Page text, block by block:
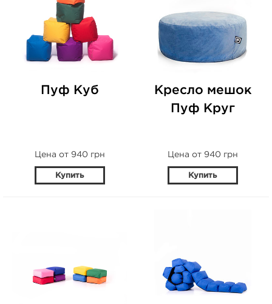
Пуф Куб
Цена от 940 грн
Купить
Кресло мешок
Пуф Круг
Цена от 940 грн
Купить